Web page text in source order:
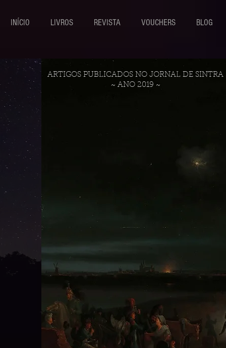
INÍCIO LIVROS REVISTA VOUCHERS BLOG
ARTIGOS PUBLICADOS NO JORNAL DE SINTRA
~ ANO 2019 ~